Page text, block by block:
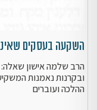
השקעה בעסקים
הרב שלמה אישון
ובקרנות נאמנות
ההלכה ועוברים